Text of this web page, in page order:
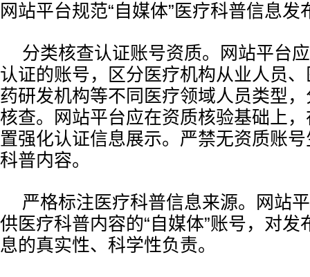
网站平台规范“自媒体”医疗科普信息发
分类核查认证账号资质。网站平台
认证的账号，区分医疗机构从业人员
药研发机构等不同医疗领域人员类型
核查。网站平台应在资质核验基础上
置强化认证信息展示。严禁无资质账
科普内容。
严格标注医疗科普信息来源。网站
供医疗科普内容的“自媒体”账号，对发
息的真实性、科学性负责。